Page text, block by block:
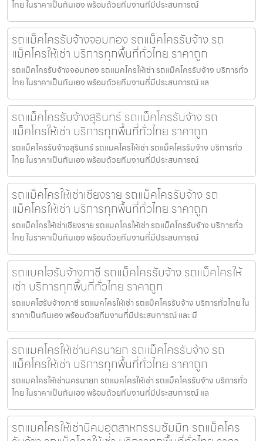
ไทย ในราคาเป็นกันเอง พร้อมด้วยทีมงานที่มีประสบการณ์
รถแม็คโครรับจ้างจอมทอง รถแม็คโครรับจ้าง รถ
แม็คโครให้เช่า บริการทุกพื้นที่ทั่วไทย ราคาถูก
รถแม็คโครรับจ้างจอมทอง รถแมคโครให้เช่า รถแม็คโครรับจ้าง บริการทั่ว
ไทย ในราคาเป็นกันเอง พร้อมด้วยทีมงานที่มีประสบการณ์ แล
รถแม็คโครรับจ้างสุรินทร์ รถแม็คโครรับจ้าง รถ
แม็คโครให้เช่า บริการทุกพื้นที่ทั่วไทย ราคาถูก
รถแม็คโครรับจ้างสุรินทร์ รถแมคโครให้เช่า รถแม็คโครรับจ้าง บริการทั่ว
ไทย ในราคาเป็นกันเอง พร้อมด้วยทีมงานที่มีประสบการณ์
รถแม็คโครให้เช่าเชียงราย รถแม็คโครรับจ้าง รถ
แม็คโครให้เช่า บริการทุกพื้นที่ทั่วไทย ราคาถูก
รถแม็คโครให้เช่าเชียงราย รถแมคโครให้เช่า รถแม็คโครรับจ้าง บริการทั่ว
ไทย ในราคาเป็นกันเอง พร้อมด้วยทีมงานที่มีประสบการณ์
รถแบคโฮรับจ้างภาชี รถแม็คโครรับจ้าง รถแม็คโครให้
เช่า บริการทุกพื้นที่ทั่วไทย ราคาถูก
รถแบคโฮรับจ้างภาชี รถแมคโครให้เช่า รถแม็คโครรับจ้าง บริการทั่วไทย ใน
ราคาเป็นกันเอง พร้อมด้วยทีมงานที่มีประสบการณ์ และ มื
รถแมคโครให้เช่านครนายก รถแม็คโครรับจ้าง รถ
แม็คโครให้เช่า บริการทุกพื้นที่ทั่วไทย ราคาถูก
รถแมคโครให้เช่านครนายก รถแมคโครให้เช่า รถแม็คโครรับจ้าง บริการทั่ว
ไทย ในราคาเป็นกันเอง พร้อมด้วยทีมงานที่มีประสบการณ์ แล
รถแมคโครให้เช่านิคมอุตสาหกรรมซัมมิท รถแม็คโคร